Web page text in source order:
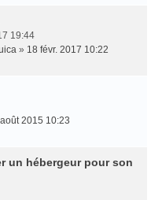
19:44
» 18 févr. 2017 10:22
2015 10:23
un hébergeur pour son